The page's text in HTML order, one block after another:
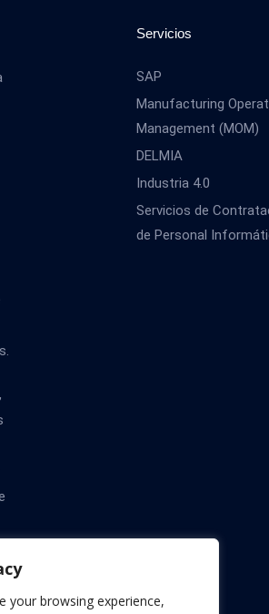
your browsing experience,
Servicios
SAP
Manufacturing
Management (MOM)
DELMIA
Industria 4.0
Servicios de
de Personal